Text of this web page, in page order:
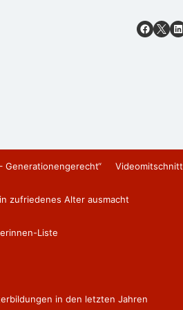
Generationengerecht“ Videomitschnitt
zufriedenes Alter ausmacht
Liste
in den letzten Jahren